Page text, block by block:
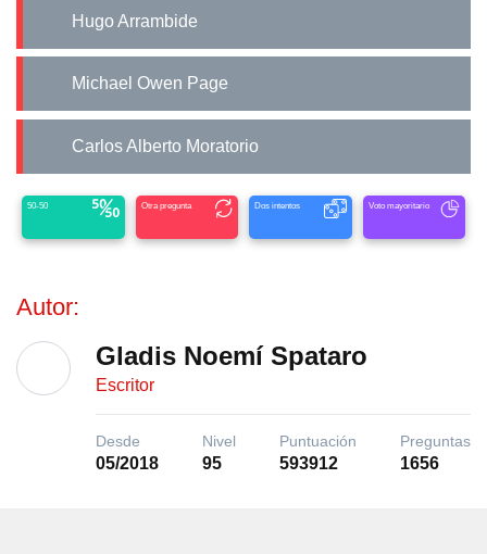
Hugo Arrambide
Michael Owen Page
Carlos Alberto Moratorio
50-50 Otra pregunta Dos intentos Voto mayoritario
Autor:
Gladis Noemí Spataro
Escritor
Desde
05/2018
Nivel
95
Puntuación
593912
Preguntas
1656